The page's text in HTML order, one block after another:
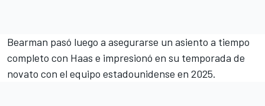
Bearman pasó luego a asegurarse un asiento a tiempo
completo con Haas e impresionó en su temporada de
novato con el equipo estadounidense en 2025.